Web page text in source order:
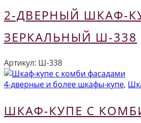
2-ДВЕРНЫЙ ШКАФ-
ЗЕРКАЛЬНЫЙ Ш-338
Артикул: Ш-338
4-дверные и более шкафы-купе,
ШКАФ-КУПЕ С